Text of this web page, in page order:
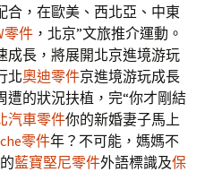
合，在歐美、西北亞、中東
零件 ，北京”文旅推介運動。
成長，將展開北京進境游玩
北奧迪零件京進境游玩成長
遭的狀況扶植，完“你才剛結
汽車零件你的新婚妻子馬上
零件年？不可能，媽媽不
藍寶堅尼零件外語標識及保